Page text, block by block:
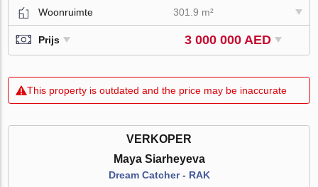
Woonruimte
301.9 m²
Prijs 3 000 000 AED
This property is outdated and the price may be inaccurate
VERKOPER
Maya Siarheyeva
Dream Catcher - RAK